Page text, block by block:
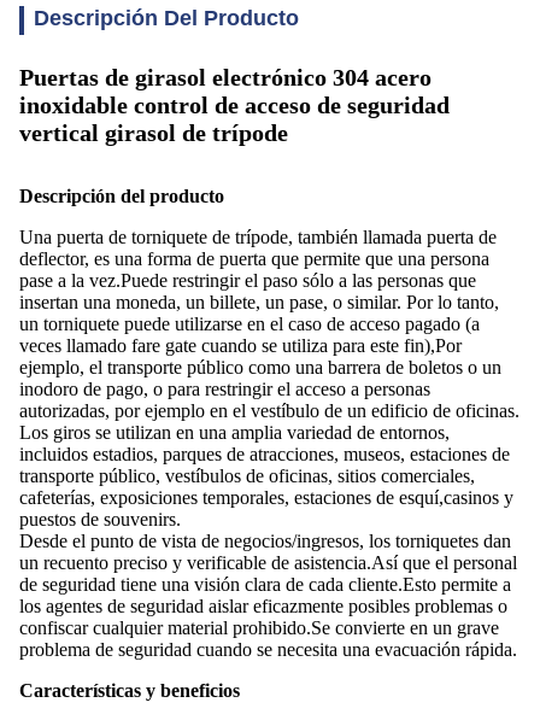
Descripción Del Producto
Puertas de girasol electrónico 304 acero
inoxidable control de acceso de seguridad
vertical girasol de trípode
Descripción del producto
Una puerta de torniquete de trípode, también llamada puerta de
deflector, es una forma de puerta que permite que una persona
pase a la vez.Puede restringir el paso sólo a las personas que
insertan una moneda, un billete, un pase, o similar. Por lo tanto,
un torniquete puede utilizarse en el caso de acceso pagado (a
veces llamado fare gate cuando se utiliza para este fin),Por
ejemplo, el transporte público como una barrera de boletos o un
inodoro de pago, o para restringir el acceso a personas
autorizadas, por ejemplo en el vestíbulo de un edificio de oficinas.
Los giros se utilizan en una amplia variedad de entornos,
incluidos estadios, parques de atracciones, museos, estaciones de
transporte público, vestíbulos de oficinas, sitios comerciales,
cafeterías, exposiciones temporales, estaciones de esquí,casinos y
puestos de souvenirs.
Desde el punto de vista de negocios/ingresos, los torniquetes dan
un recuento preciso y verificable de asistencia.Así que el personal
de seguridad tiene una visión clara de cada cliente.Esto permite a
los agentes de seguridad aislar eficazmente posibles problemas o
confiscar cualquier material prohibido.Se convierte en un grave
problema de seguridad cuando se necesita una evacuación rápida.
Características y beneficios